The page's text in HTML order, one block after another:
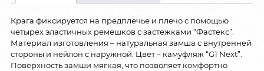
Крага фиксируется на предплечье и плечо с помощью
четырех эластичных ремешков с застежками “Фастекс”.
Материал изготовления – натуральная замша с внутренней
стороны и нейлон с наружной. Цвет – камуфляж “G1 Next”.
Поверхность замши мягкая, что позволяет комфортно